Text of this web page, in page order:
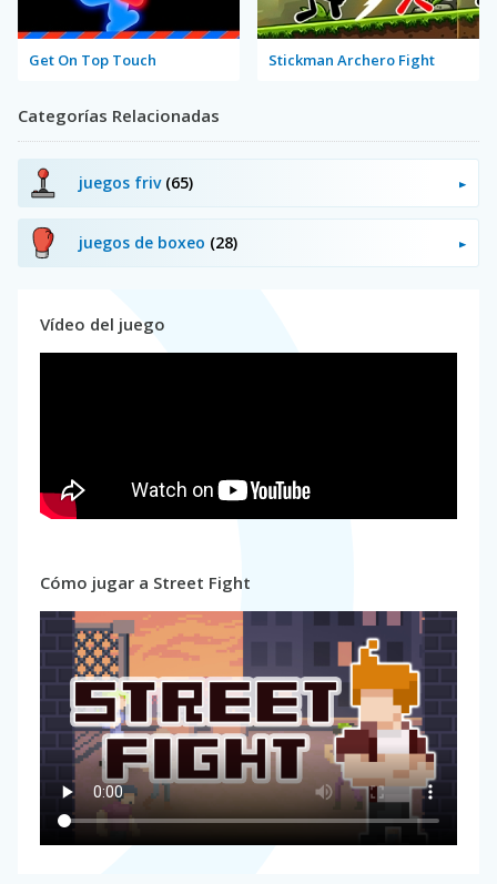
Get On Top Touch Stickman Archero Fight
Categorías Relacionadas
juegos friv (65)
juegos de boxeo (28)
Vídeo del juego
Cómo jugar a Street Fight